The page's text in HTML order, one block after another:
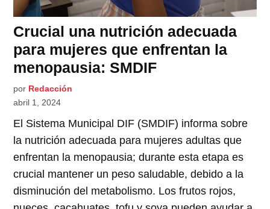
Crucial una nutrición adecuada
para mujeres que enfrentan la
menopausia: SMDIF
por Redacción
abril 1, 2024
El Sistema Municipal DIF (SMDIF) informa sobre
la nutrición adecuada para mujeres adultas que
enfrentan la menopausia; durante esta etapa es
crucial mantener un peso saludable, debido a la
disminución del metabolismo. Los frutos rojos,